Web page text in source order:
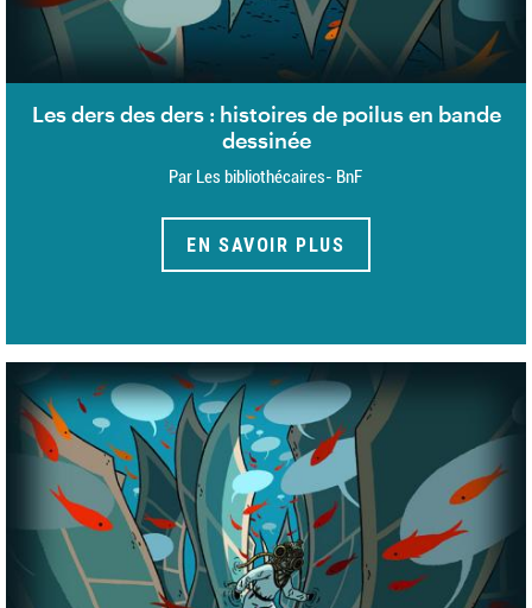
Les ders des ders : histoires de poilus en bande
dessinée
Par Les bibliothécaires- BnF
EN SAVOIR PLUS